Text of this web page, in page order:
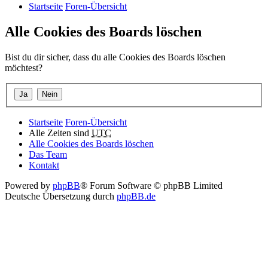
Startseite Foren-Übersicht
Alle Cookies des Boards löschen
Bist du dir sicher, dass du alle Cookies des Boards löschen
möchtest?
Startseite Foren-Übersicht
Alle Zeiten sind UTC
Alle Cookies des Boards löschen
Das Team
Kontakt
Powered by phpBB® Forum Software © phpBB Limited
Deutsche Übersetzung durch phpBB.de